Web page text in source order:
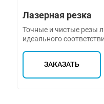
Лазерная резка
Точные и чистые резы
идеального
ЗАКАЗАТЬ